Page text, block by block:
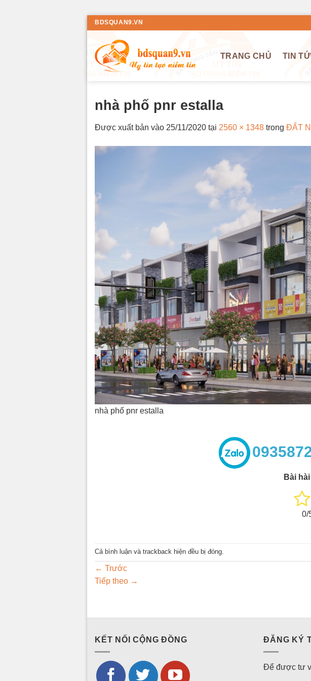
Bỏ
dung
BDSQUAN9.VN
TRANG CHỦ TIN
nhà phố pnr estalla
Được xuất bản vào 25/11/2020 tại 2560 × 1348 trong ĐẤT
nhà phố pnr estalla
Bài
0/
Cả bình luận và trackback hiện đều bị đóng.
← Trước
Tiếp theo →
KẾT NỐI CỘNG ĐỒNG ĐĂNG KÝ
Để được tư